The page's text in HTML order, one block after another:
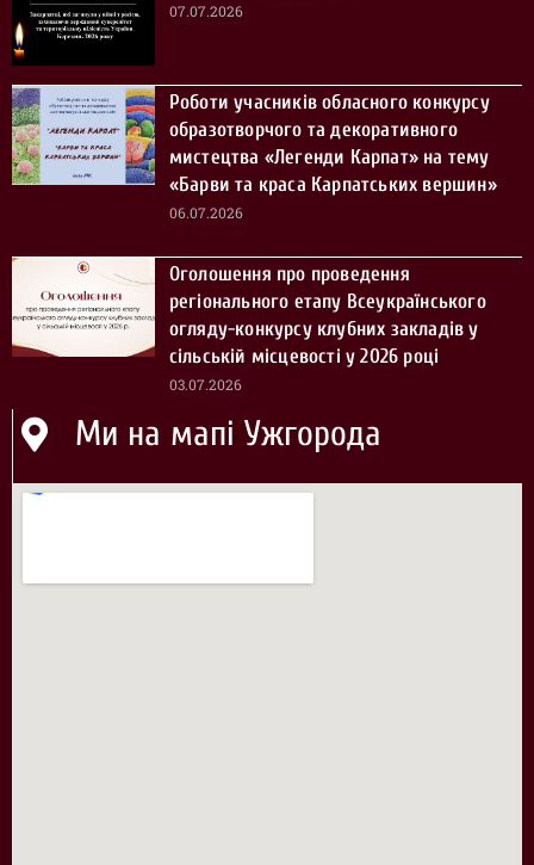
07.07.2026
Роботи учасників обласного конкурсу
образотворчого та декоративного
мистецтва «Легенди Карпат» на тему
«Барви та краса Карпатських вершин»
06.07.2026
Оголошення про проведення
регіонального етапу Всеукраїнського
огляду-конкурсу клубних закладів у
сільській місцевості у 2026 році
03.07.2026
Ми на мапі Ужгорода